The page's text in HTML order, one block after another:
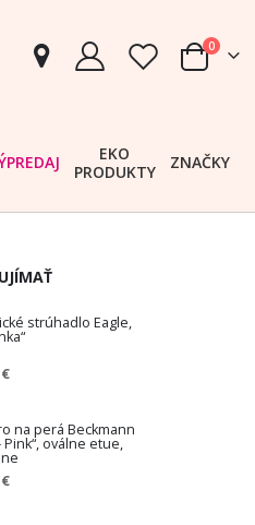
Cart
0
EKO
PRODUKTY
ZNAČKY
strúhadlo Eagle,
na perá Beckmann
Pink“, oválne etue,